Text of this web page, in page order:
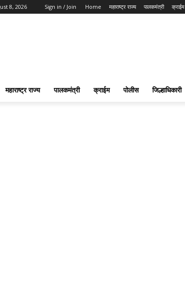
8, 2026 Sign in / Join Home महाराष्ट्र राज्य पालकमंत्री क्राईम
महाराष्ट्र राज्य पालकमंत्री क्राईम पोलीस जिल्हाधिकारी